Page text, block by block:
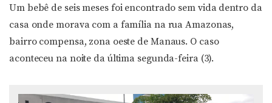
Um bebê de seis meses foi encontrado sem vida dentro da
casa onde morava com a família na rua Amazonas,
bairro compensa, zona oeste de Manaus. O caso
aconteceu na noite da última segunda-feira (3).